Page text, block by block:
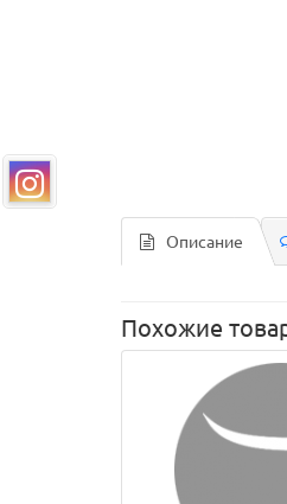
Описание
Похожие